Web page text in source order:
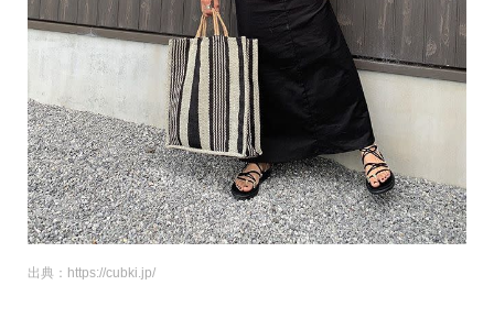
出典：https://cubki.jp/